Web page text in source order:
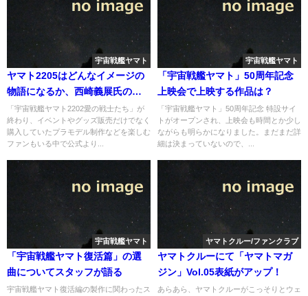
宇宙戦艦ヤマト
ヤマト2205はどんなイメージの
物語になるか、西崎義展氏のコ
メントも振り返ってみて。
「宇宙戦艦ヤマト2202愛の戦士たち」が
終わり、イベントやグッズ販売だけでなく
購入していたプラモデル制作などを楽しむ
ファンもいる中で公式より...
宇宙戦艦ヤマト
「宇宙戦艦ヤマト」50周年記念
上映会で上映する作品は？
「宇宙戦艦ヤマト」50周年記念 特設サイ
トがオープンされ、上映会も時間とか少し
ながらも明らかになりました。まだまだ詳
細は決まっていないので、...
宇宙戦艦ヤマト
「宇宙戦艦ヤマト復活篇」の選
曲についてスタッフが語る
宇宙戦艦ヤマト復活編の製作に関わったス
ヤマトクルー/ファンクラブ
ヤマトクルーにて「ヤマトマガ
ジン」Vol.05表紙がアップ！
あらあら、ヤマトクルーがこっそりとウェ